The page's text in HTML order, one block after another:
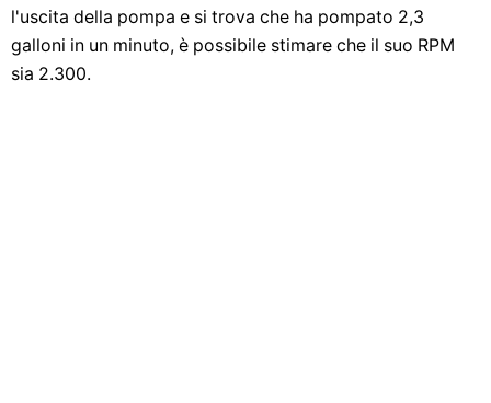
l'uscita della pompa e si trova che ha pompato 2,3
galloni in un minuto, è possibile stimare che il suo RPM
sia 2.300.